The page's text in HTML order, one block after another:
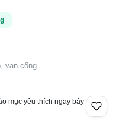
van cổng
mục yêu thích ngay bây